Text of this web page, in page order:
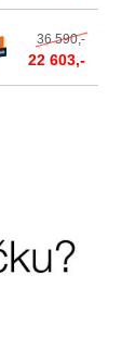
36 590,-
22 603,-